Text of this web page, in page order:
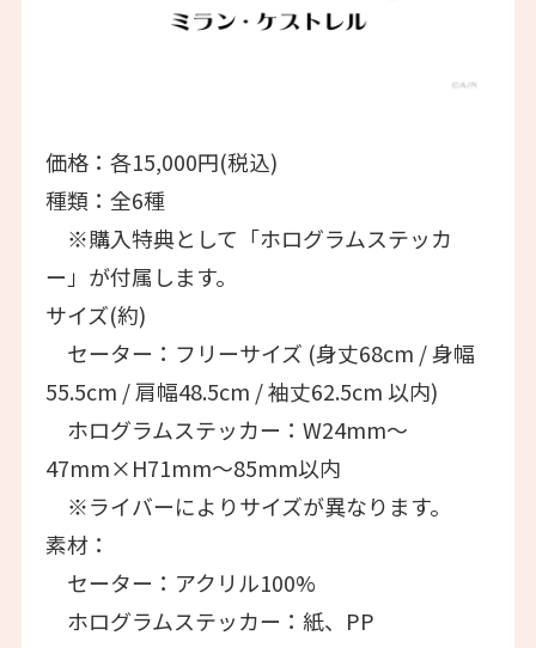
価格：各15,000円(税込)
種類：全6種
※購入特典として「ホログラムステッカ
ー」が付属します。
サイズ(約)
セーター：フリーサイズ (身丈68cm / 身幅
55.5cm / 肩幅48.5cm / 袖丈62.5cm 以内)
ホログラムステッカー：W24mm〜
47mm×H71mm〜85mm以内
※ライバーによりサイズが異なります。
素材：
セーター：アクリル100%
ホログラムステッカー：紙、PP